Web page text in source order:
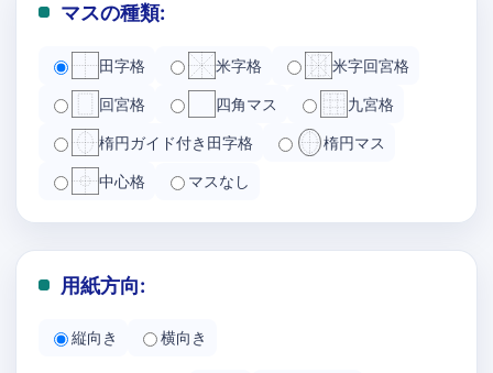
マスの種類:
田字格 米字格 米字回宮格
回宮格 四角マス 九宮格
楕円ガイド付き田字格 楕円マス
中心格 マスなし
用紙方向:
縦向き 横向き